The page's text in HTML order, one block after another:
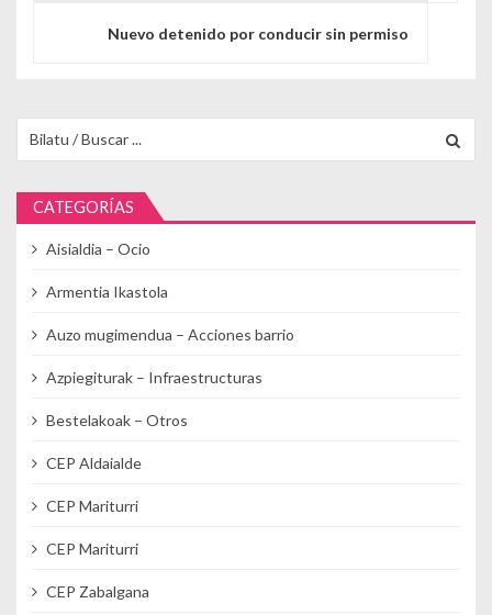
Nuevo detenido por conducir sin permiso
CATEGORÍAS
Aisialdia – Ocio
Armentia Ikastola
Auzo mugimendua – Acciones barrio
Azpiegiturak – Infraestructuras
Bestelakoak – Otros
CEP Aldaialde
CEP Mariturri
CEP Mariturri
CEP Zabalgana